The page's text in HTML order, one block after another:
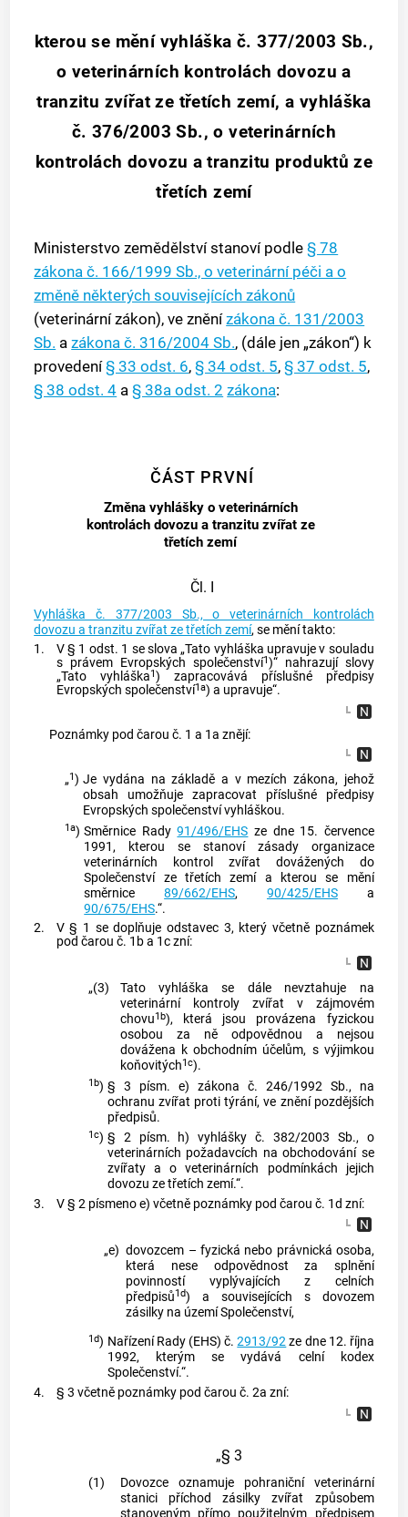
kterou se mění vyhláška č. 377/2003 Sb.,
o veterinárních kontrolách dovozu a
tranzitu zvířat ze třetích zemí, a vyhláška
č. 376/2003 Sb., o veterinárních
kontrolách dovozu a tranzitu produktů ze
třetích zemí
Ministerstvo zemědělství stanoví podle§ 78
zákona č. 166/1999 Sb., o veterinární péči a o
změně některých souvisejících zákonů
(veterinární zákon), ve zněnízákona č. 131/2003
Sb. azákona č. 316/2004 Sb., (dále jen „zákon“) k
provedení§ 33 odst. 6,§ 34 odst. 5,§ 37 odst. 5,
§ 38 odst. 4 a§ 38a odst. 2 zákona:
ČÁST PRVNÍ
Změna vyhlášky o veterinárních
kontrolách dovozu a tranzitu zvířat ze
třetích zemí
Čl. I
Vyhláška č. 377/2003 Sb., o veterinárních kontrolách
dovozu a tranzitu zvířat ze třetích zemí, se mění takto:
1.
V § 1 odst. 1 se slova „Tato vyhláška upravuje v souladu
s právem Evropských společenství1)“ nahrazují slovy
„Tato vyhláška1) zapracovává příslušné předpisy
Evropských společenství1a) a upravuje“.
Poznámky pod čarou č. 1 a 1a znějí:
„1) Je vydána na základě a v mezích zákona, jehož
obsah umožňuje zapracovat příslušné předpisy
Evropských společenství vyhláškou.
1a) Směrnice Rady91/496/EHS ze dne 15. července
1991, kterou se stanoví zásady organizace
veterinárních kontrol zvířat dovážených do
Společenství ze třetích zemí a kterou se mění
směrnice89/662/EHS, 90/425/EHSa
90/675/EHS.“.
2.
V § 1 se doplňuje odstavec 3, který včetně poznámek
pod čarou č. 1b a 1c zní:
„(3)
Tato vyhláška se dále nevztahuje na
veterinární kontroly zvířat v zájmovém
chovu1b), která jsou provázena fyzickou
osobou za ně odpovědnou a nejsou
dovážena k obchodním účelům, s výjimkou
koňovitých1c).
1b) § 3 písm. e) zákona č. 246/1992 Sb., na
ochranu zvířat proti týrání, ve znění pozdějších
předpisů.
1c) § 2 písm. h) vyhlášky č. 382/2003 Sb., o
veterinárních požadavcích na obchodování se
zvířaty a o veterinárních podmínkách jejich
dovozu ze třetích zemí.“.
3.
V § 2 písmeno e) včetně poznámky pod čarou č. 1d zní:
„e) dovozcem – fyzická nebo právnická osoba,
která nese odpovědnost za splnění
povinností vyplývajících z celních
předpisů1d) a souvisejících s dovozem
zásilky na území Společenství,
1d) Nařízení Rady (EHS) č.2913/92ze dne 12. října
1992, kterým se vydává celní kodex
Společenství.“.
4.
§ 3 včetně poznámky pod čarou č. 2a zní:
„§ 3
(1)
Dovozce oznamuje pohraniční veterinární
stanici příchod zásilky zvířat způsobem